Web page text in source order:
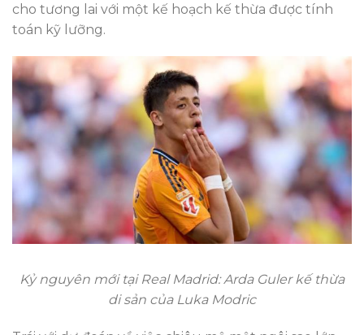
cho tương lai với một kế hoạch kế thừa được tính
toán kỹ lưỡng.
Kỷ nguyên mới tại Real Madrid: Arda Guler kế thừa
di sản của Luka Modric